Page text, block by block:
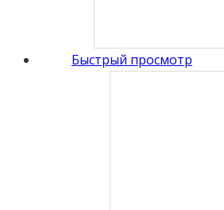
Быстрый просмотр